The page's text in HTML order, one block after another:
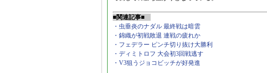
■関連記事■
・虫垂炎のナダル 最終戦は暗雲
・錦織が初戦敗退 連戦の疲れか
・フェデラー ピンチ切り抜け大勝利
・ディミトロフ 大会初3回戦逃す
・V3狙うジョコビッチが好発進